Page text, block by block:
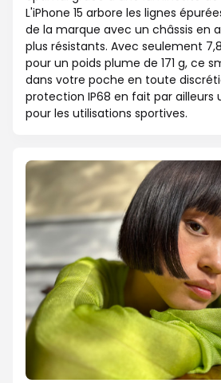
L'iPhone 15 arbore les lignes
de la marque avec un châssis en
plus résistants. Avec seulement
pour un poids plume de 171 g, ce
dans votre poche en toute
protection IP68 en fait par ailleurs
pour les utilisations sportives.